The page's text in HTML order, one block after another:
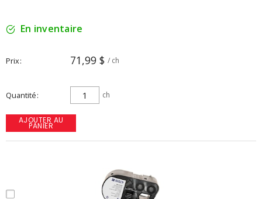
En inventaire
Prix 71,99 $ / ch
Quantité ch
AJOUTER AU
PANIER